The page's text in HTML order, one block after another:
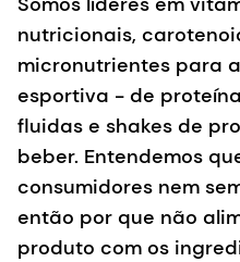
nutricionais,
micronutrientes para
esportiva - de
fluidas e shakes de
beber. Entendemos
consumidores nem
então por que não
produto com os